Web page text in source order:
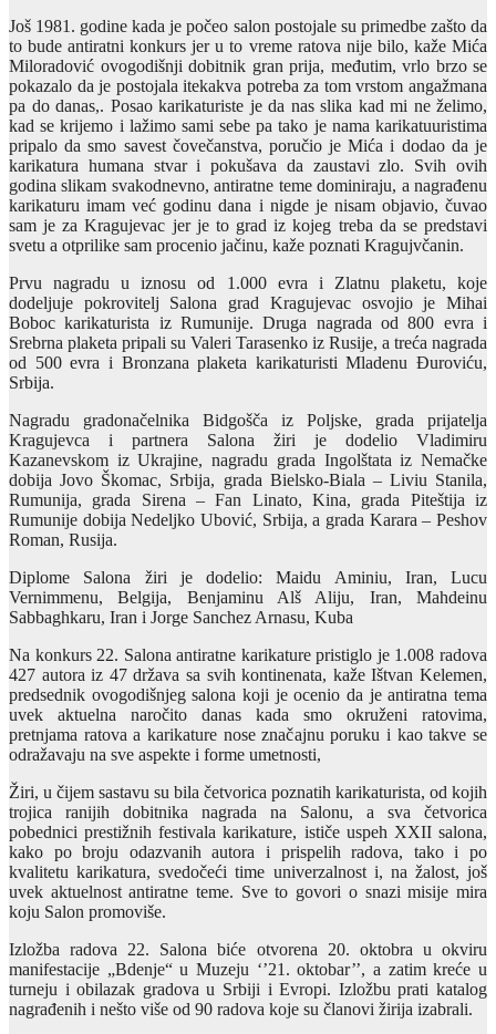
Još 1981. godine kada je počeo salon postojale su primedbe zašto da
to bude antiratni konkurs jer u to vreme ratova nije bilo, kaže Mića
Miloradović ovogodišnji dobitnik gran prija, međutim, vrlo brzo se
pokazalo da je postojala itekakva potreba za tom vrstom angažmana
pa do danas,. Posao karikaturiste je da nas slika kad mi ne želimo,
kad se krijemo i lažimo sami sebe pa tako je nama karikatuuristima
pripalo da smo savest čovečanstva, poručio je Mića i dodao da je
karikatura humana stvar i pokušava da zaustavi zlo. Svih ovih
godina slikam svakodnevno, antiratne teme dominiraju, a nagrađenu
karikaturu imam već godinu dana i nigde je nisam objavio, čuvao
sam je za Kragujevac jer je to grad iz kojeg treba da se predstavi
svetu a otprilike sam procenio jačinu, kaže poznati Kragujvčanin.
Prvu nagradu u iznosu od 1.000 evra i Zlatnu plaketu, koje
dodeljuje pokrovitelj Salona grad Kragujevac osvojio je Mihai
Boboc karikaturista iz Rumunije. Druga nagrada od 800 evra i
Srebrna plaketa pripali su Valeri Tarasenko iz Rusije, a treća nagrada
od 500 evra i Bronzana plaketa karikaturisti Mladenu Đuroviću,
Srbija.
Nagradu gradonačelnika Bidgošča iz Poljske, grada prijatelja
Kragujevca i partnera Salona žiri je dodelio Vladimiru
Kazanevskom iz Ukrajine, nagradu grada Ingolštata iz Nemačke
dobija Jovo Škomac, Srbija, grada Bielsko-Biala – Liviu Stanila,
Rumunija, grada Sirena – Fan Linato, Kina, grada Piteštija iz
Rumunije dobija Nedeljko Ubović, Srbija, a grada Karara – Peshov
Roman, Rusija.
Diplome Salona žiri je dodelio: Maidu Aminiu, Iran, Lucu
Vernimmenu, Belgija, Benjaminu Alš Aliju, Iran, Mahdeinu
Sabbaghkaru, Iran i Jorge Sanchez Arnasu, Kuba
Na konkurs 22. Salona antiratne karikature pristiglo je 1.008 radova
427 autora iz 47 država sa svih kontinenata, kaže Ištvan Kelemen,
predsednik ovogodišnjeg salona koji je ocenio da je antiratna tema
uvek aktuelna naročito danas kada smo okruženi ratovima,
pretnjama ratova a karikature nose značajnu poruku i kao takve se
odražavaju na sve aspekte i forme umetnosti,
Žiri, u čijem sastavu su bila četvorica poznatih karikaturista, od kojih
trojica ranijih dobitnika nagrada na Salonu, a sva četvorica
pobednici prestižnih festivala karikature, ističe uspeh XXII salona,
kako po broju odazvanih autora i prispelih radova, tako i po
kvalitetu karikatura, svedočeći time univerzalnost i, na žalost, još
uvek aktuelnost antiratne teme. Sve to govori o snazi misije mira
koju Salon promoviše.
Izložba radova 22. Salona biće otvorena 20. oktobra u okviru
manifestacije „Bdenje“ u Muzeju ‘’21. oktobar’’, a zatim kreće u
turneju i obilazak gradova u Srbiji i Evropi. Izložbu prati katalog
nagrađenih i nešto više od 90 radova koje su članovi žirija izabrali.